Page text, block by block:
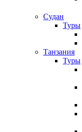
Судан
Туры
Танзания
Туры